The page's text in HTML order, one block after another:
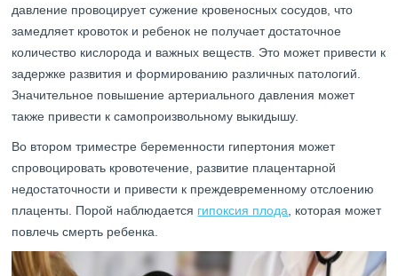
давление провоцирует сужение кровеносных сосудов, что
замедляет кровоток и ребенок не получает достаточное
количество кислорода и важных веществ. Это может привести к
задержке развития и формированию различных патологий.
Значительное повышение артериального давления может
также привести к самопроизвольному выкидышу.
Во втором триместре беременности гипертония может
спровоцировать кровотечение, развитие плацентарной
недостаточности и привести к преждевременному отслоению
плаценты. Порой наблюдается гипоксия плода , которая может
повлечь смерть ребенка.